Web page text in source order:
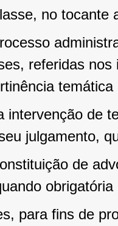
no tocante
referidas
intervenção de
julgamento,
de
para fins de